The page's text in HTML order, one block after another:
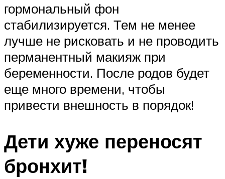
гормональный фон
стабилизируется. Тем не менее
лучше не рисковать и не проводить
перманентный макияж при
беременности. После родов будет
еще много времени, чтобы
привести внешность в порядок!
Дети хуже переносят
бронхит!